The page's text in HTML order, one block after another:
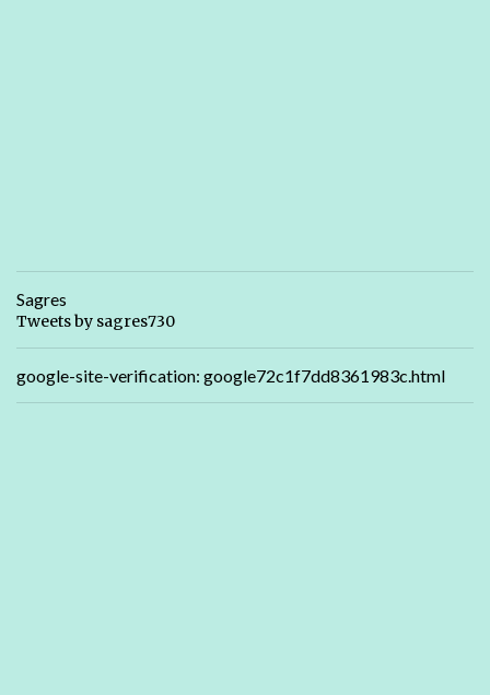
Sagres
Tweets by sagres730
google-site-verification: google72c1f7dd8361983c.html